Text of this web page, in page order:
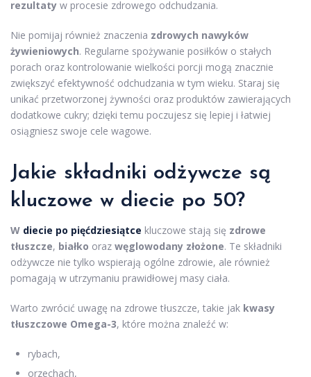
rezultaty w procesie zdrowego odchudzania.
Nie pomijaj również znaczenia zdrowych nawyków
żywieniowych. Regularne spożywanie posiłków o stałych
porach oraz kontrolowanie wielkości porcji mogą znacznie
zwiększyć efektywność odchudzania w tym wieku. Staraj się
unikać przetworzonej żywności oraz produktów zawierających
dodatkowe cukry; dzięki temu poczujesz się lepiej i łatwiej
osiągniesz swoje cele wagowe.
Jakie składniki odżywcze są
kluczowe w diecie po 50?
W diecie po pięćdziesiątce kluczowe stają się zdrowe
tłuszcze, białko oraz węglowodany złożone. Te składniki
odżywcze nie tylko wspierają ogólne zdrowie, ale również
pomagają w utrzymaniu prawidłowej masy ciała.
Warto zwrócić uwagę na zdrowe tłuszcze, takie jak kwasy
tłuszczowe Omega-3, które można znaleźć w:
rybach,
orzechach,